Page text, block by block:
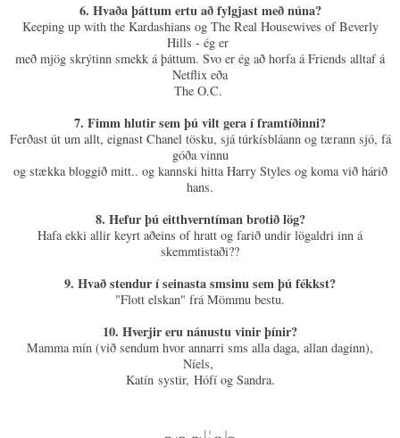
6. Hvaða þáttum ertu að fylgjast með núna?
Keeping up with the Kardashians og The Real Housewives of Beverly
Hills - ég er
með mjög skrýtinn smekk á þáttum. Svo er ég að horfa á Friends alltaf á
Netflix eða
The O.C.
7. Fimm hlutir sem þú vilt gera í framtíðinni?
Ferðast út um allt, eignast Chanel tösku, sjá túrkísbláann og tærann sjó, fá
góða vinnu
og stækka bloggið mitt.. og kannski hitta Harry Styles og koma við hárið
hans.
8. Hefur þú eitthverntíman brotið lög?
Hafa ekki allir keyrt aðeins of hratt og farið undir lögaldri inn á
skemmtistaði??
9. Hvað stendur í seinasta smsinu sem þú fékkst?
"Flott elskan" frá Mömmu bestu.
10. Hverjir eru nánustu vinir þínir?
Mamma mín (við sendum hvor annarri sms alla daga, allan daginn),
Níels,
Katín systir, Hófí og Sandra.